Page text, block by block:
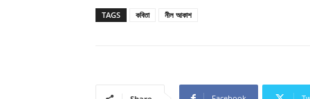
TAGS কবিতা নীল আকাশ